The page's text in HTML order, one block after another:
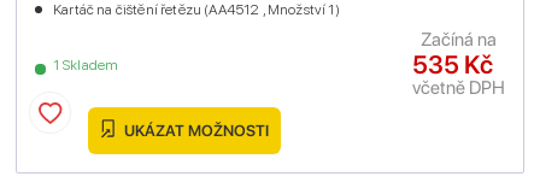
1 Skladem
Kartáč na čištění řetězu (AA4512 , Množství 1)
535 Kč
včetně DPH
Začíná na
UKÁZAT MOŽNOSTI